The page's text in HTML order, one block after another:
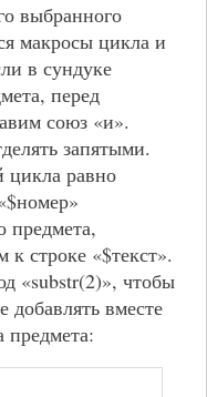
выбранного
макросы цикла и
в сундуке
перед
союз «и».
запятыми.
цикла равно
предмета,
строке «$текст».
«substr(2)», чтобы
добавлять вместе
предмета: